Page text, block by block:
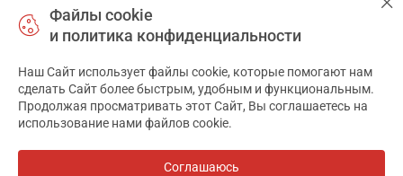
ПЕРЕД ПРИМЕНЕНИЕМ ПРЕПАРАТА
ПРОКОНСУЛЬТИРУЙТЕСЬ С ВРАЧОМ
ТОВ «АПТЕКА 911.ЮА» Код ЄДРПОУ 43631965.
Отказ от ответственности
АПТЕКА911.ЮА
Файлы cookie
и политика конфиденциальности
Наш Сайт использует файлы cookie, которые помогают нам
сделать Сайт более быстрым, удобным и функциональным.
Продолжая просматривать этот Сайт, Вы соглашаетесь на
использование нами файлов cookie.
Соглашаюсь
✕